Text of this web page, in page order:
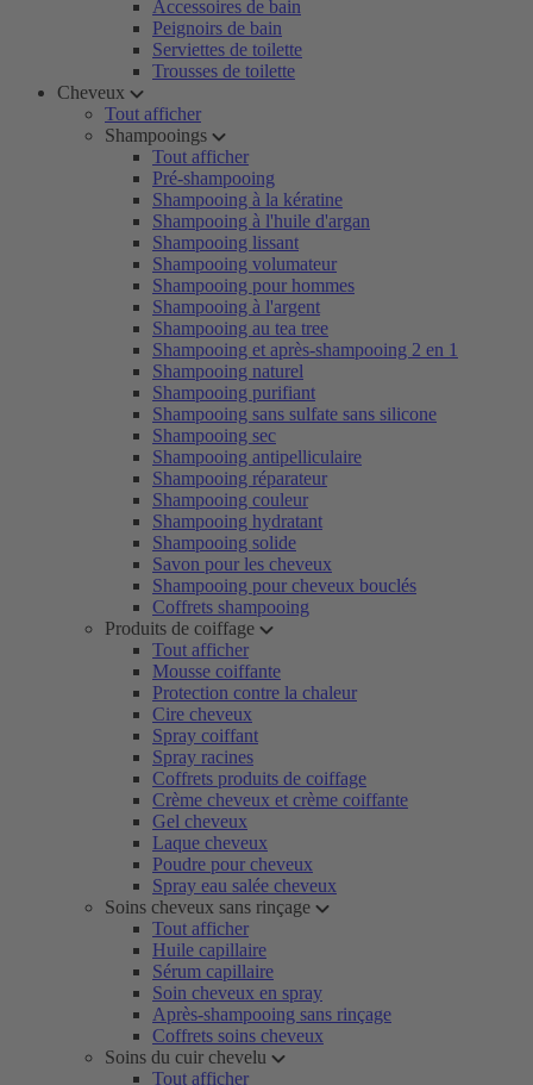
Accessoires de bain
Peignoirs de bain
Serviettes de toilette
Trousses de toilette
Cheveux
Tout afficher
Shampooings
Tout afficher
Pré-shampooing
Shampooing à la kératine
Shampooing à l'huile d'argan
Shampooing lissant
Shampooing volumateur
Shampooing pour hommes
Shampooing à l'argent
Shampooing au tea tree
Shampooing et après-shampooing 2 en 1
Shampooing naturel
Shampooing purifiant
Shampooing sans sulfate sans silicone
Shampooing sec
Shampooing antipelliculaire
Shampooing réparateur
Shampooing couleur
Shampooing hydratant
Shampooing solide
Savon pour les cheveux
Shampooing pour cheveux bouclés
Coffrets shampooing
Produits de coiffage
Tout afficher
Mousse coiffante
Protection contre la chaleur
Cire cheveux
Spray coiffant
Spray racines
Coffrets produits de coiffage
Crème cheveux et crème coiffante
Gel cheveux
Laque cheveux
Poudre pour cheveux
Spray eau salée cheveux
Soins cheveux sans rinçage
Tout afficher
Huile capillaire
Sérum capillaire
Soin cheveux en spray
Après-shampooing sans rinçage
Coffrets soins cheveux
Soins du cuir chevelu
Tout afficher